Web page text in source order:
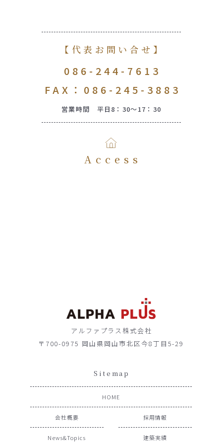
【代表お問い合せ】
086-244-7613
FAX：086-245-3883
営業時間 平日8：30～17：30
Access
アルファプラス株式会社
〒700-0975 岡山県岡山市北区今8丁目5-29
Sitemap
HOME
会社概要 採用情報
News&Topics 建築実績